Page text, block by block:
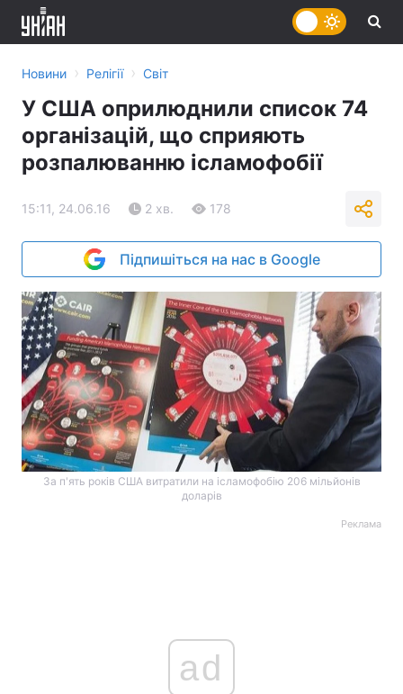
Новини › Релігії › Світ
У США оприлюднили список 74
організацій, що сприяють
розпалюванню ісламофобії
15:11, 24.06.16 2 хв. 178
Підпишіться на нас в Google
За п'ять років США витратили на ісламофобію 206 мільйонів
доларів
Реклама
ad